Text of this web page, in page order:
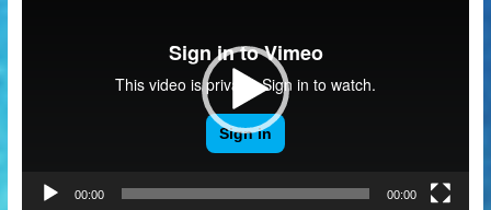
00:00 00:00